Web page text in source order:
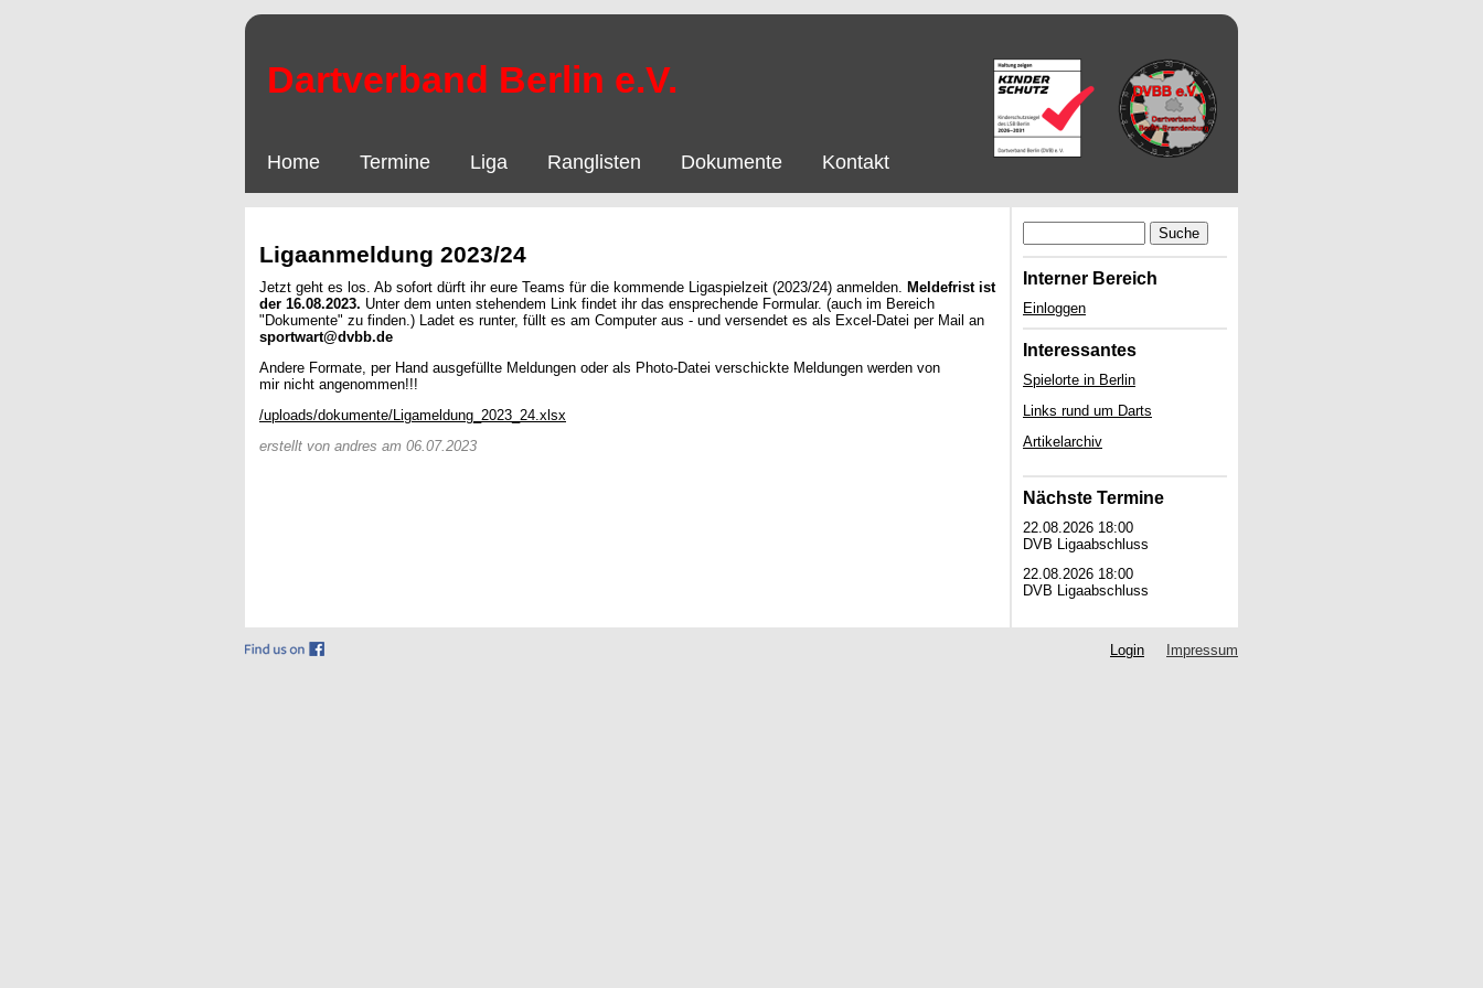
Dartverband Berlin e.V.
Home Termine Liga Ranglisten Dokumente Kontakt
Ligaanmeldung 2023/24
Jetzt geht es los. Ab sofort dürft ihr eure Teams für die kommende Ligaspielzeit (2023/24) anmelden. Meldefrist ist
der 16.08.2023. Unter dem unten stehendem Link findet ihr das ensprechende Formular. (auch im Bereich
"Dokumente" zu finden.) Ladet es runter, füllt es am Computer aus - und versendet es als Excel-Datei per Mail an
sportwart@dvbb.de
Andere Formate, per Hand ausgefüllte Meldungen oder als Photo-Datei verschickte Meldungen werden von
mir nicht angenommen!!!
/uploads/dokumente/Ligameldung_2023_24.xlsx
erstellt von andres am 06.07.2023
Suche
Interner Bereich
Einloggen
Interessantes
Spielorte in Berlin
Links rund um Darts
Artikelarchiv
Nächste Termine
22.08.2026 18:00
DVB Ligaabschluss
22.08.2026 18:00
DVB Ligaabschluss
Login Impressum